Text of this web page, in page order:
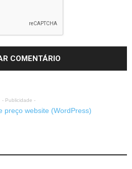
- Publicidade -